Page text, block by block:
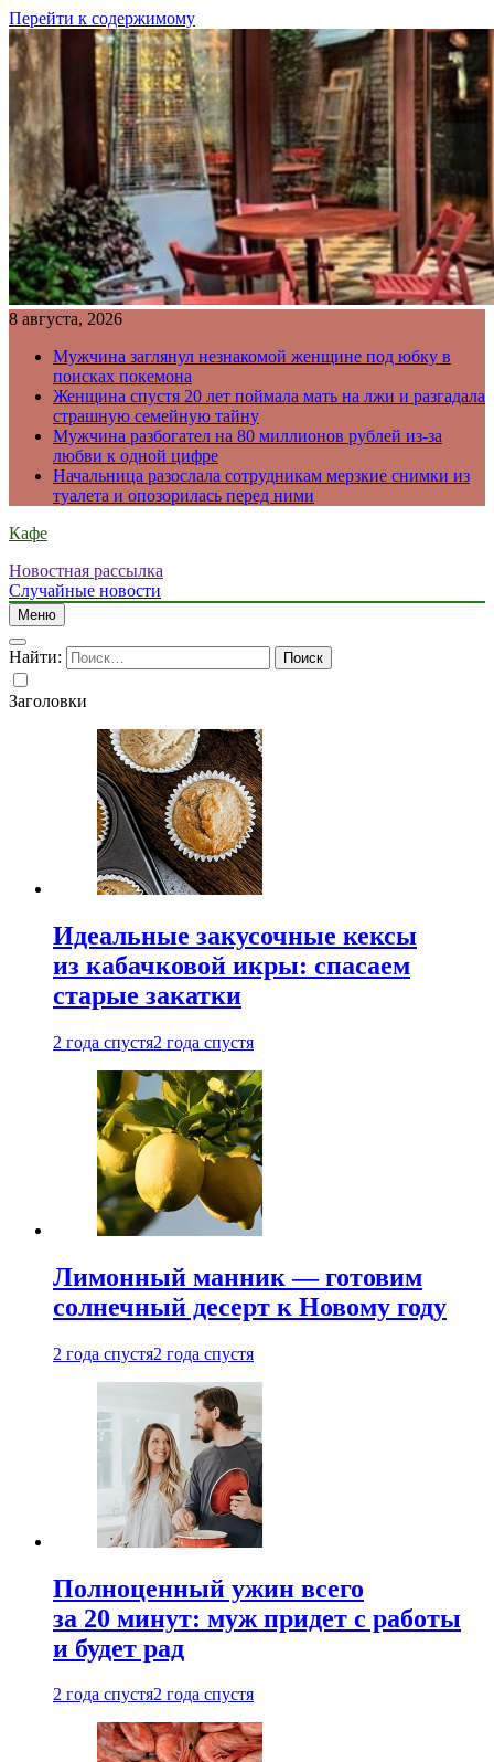
Перейти к содержимому
8 августа, 2026
Мужчина заглянул незнакомой женщине под юбку в
поисках покемона
Женщина спустя 20 лет поймала мать на лжи и разгадала
страшную семейную тайну
Мужчина разбогател на 80 миллионов рублей из-за
любви к одной цифре
Начальница разослала сотрудникам мерзкие снимки из
туалета и опозорилась перед ними
Кафе
Новостная рассылка
Случайные новости
Меню
Найти:
Заголовки
Идеальные закусочные кексы
из кабачковой икры: спасаем
старые закатки
2 года спустя2 года спустя
Лимонный манник — готовим
солнечный десерт к Новому году
2 года спустя2 года спустя
Полноценный ужин всего
за 20 минут: муж придет с работы
и будет рад
2 года спустя2 года спустя